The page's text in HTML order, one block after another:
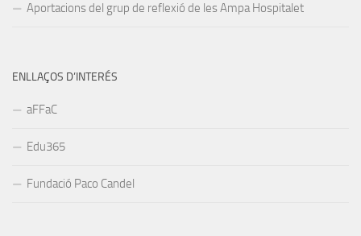
Aportacions del grup de reflexió de les Ampa Hospitalet
ENLLAÇOS D’INTERÉS
aFFaC
Edu365
Fundació Paco Candel